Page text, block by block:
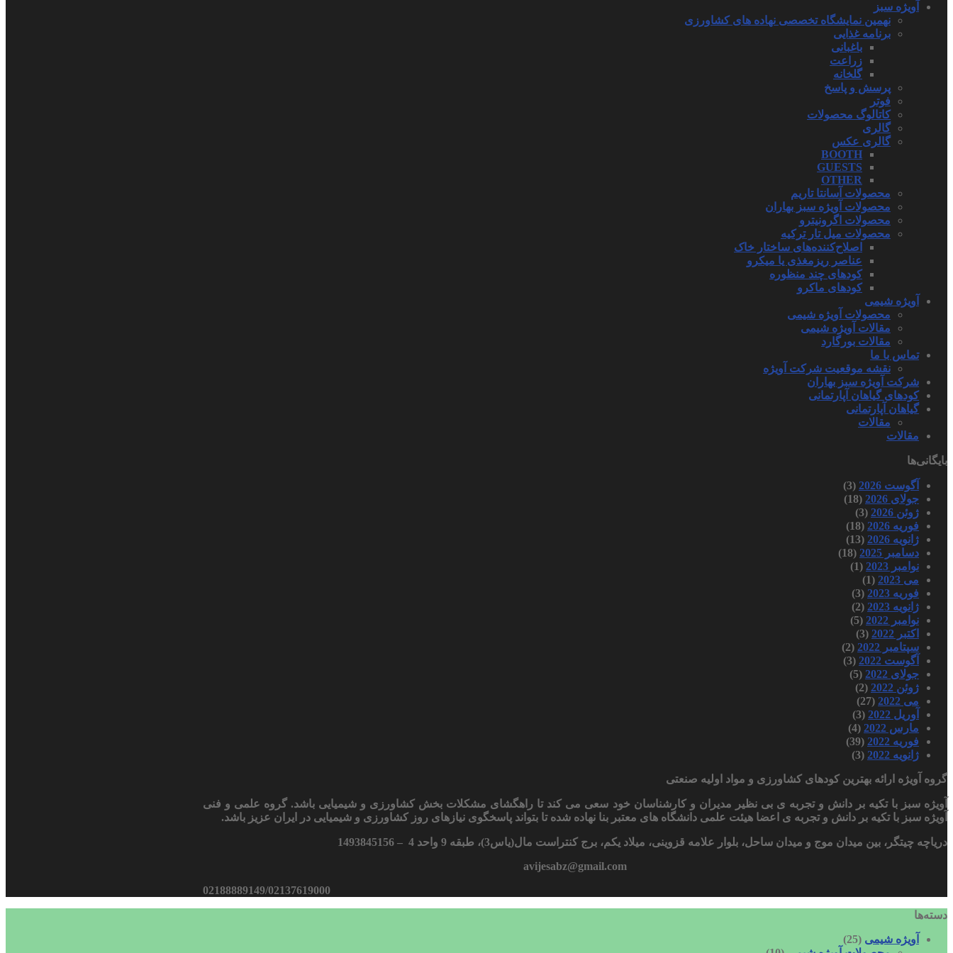
آویژه سبز
نهمین نمایشگاه تخصصی نهاده های کشاورزی
برنامه غذایی
باغبانی
زراعت
گلخانه
پرسش و پاسخ
فوتر
کاتالوگ محصولات
گالری
گالری عکس
BOOTH
GUESTS
OTHER
محصولات آسانتا تاریم
محصولات آویژه سبز بهاران
محصولات اگرونیترو
محصولات میل تار ترکیه
اصلاح‌کننده‌های ساختار خاک
عناصر ریزمغذی یا میکرو
کودهای چند منظوره
کودهای ماکرو
آویژه شیمی
محصولات آویژه شیمی
مقالات آویژه شیمی
مقالات بورگارد
تماس با ما
نقشه موقعیت شرکت آویژه
شرکت آویژه سبز بهاران
کودهای گیاهان آپارتمانی
گیاهان آپارتمانی
مقالات
مقالات
بایگانی‌ها
آگوست 2026
(3)
جولای 2026
(18)
ژوئن 2026
(3)
فوریه 2026
(18)
ژانویه 2026
(13)
دسامبر 2025
(18)
نوامبر 2023
(1)
می 2023
(1)
فوریه 2023
(3)
ژانویه 2023
(2)
نوامبر 2022
(5)
اکتبر 2022
(3)
سپتامبر 2022
(2)
آگوست 2022
(3)
جولای 2022
(5)
ژوئن 2022
(2)
می 2022
(27)
آوریل 2022
(3)
مارس 2022
(4)
فوریه 2022
(39)
ژانویه 2022
(3)
گروه آویژه ارائه بهترین کودهای کشاورزی و مواد اولیه صنعتی
آویژه سبز با تکیه بر دانش و تجربه ی بی نظیر مدیران و کارشناسان خود سعی می کند تا راهگشای مشکلات بخش کشاورزی و شیمیایی باشد. گروه علمی و فنی
آویژه سبز با تکیه بر دانش و تجربه ی اعضا هیئت علمی دانشگاه های معتبر بنا نهاده شده تا بتواند پاسخگوی نیازهای روز کشاورزی و شیمیایی در ایران عزیز باشد.
دریاچه چیتگر، بین میدان موج و میدان ساحل، بلوار علامه قزوینی، میلاد یکم، برج کنتراست مال(یاس3)، طبقه 9 واحد 4 – 1493845156
avijesabz@gmail.com
02188889149/02137619000
دسته‌ها
آویژه شیمی (25)